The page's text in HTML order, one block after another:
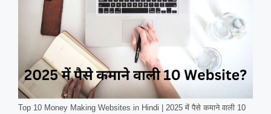
Top 10 Money Making Websites in Hindi | 2025 में पैसे कमाने वाली 10